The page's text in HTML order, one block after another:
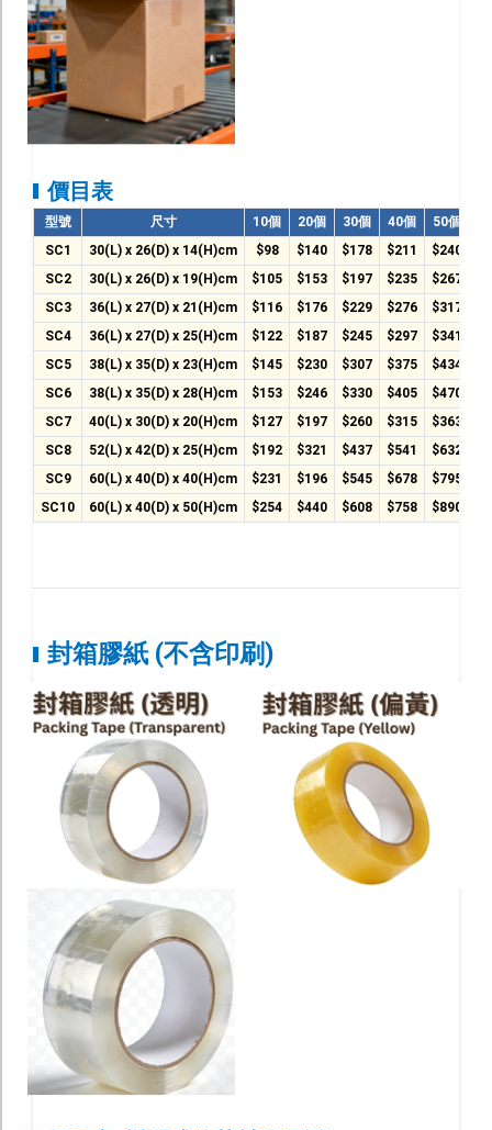
餐飲用品
其他產品
噴 畫
Foamboard
Banner
易拉架
防水貼紙
海報
油畫
系 列
零售專區
零售-紙箱及包裝
本地知名創作品牌
服 務
T shirt 訂製
T 恤定製 | 潮 T 發售
Tote Bag 現貨發售
郵政通函 / 封貼
印刷品後加工
訂購流程
付款方法
價目表
型號 尺寸 10個 20個 30個 40個
50個
SC1
30(L) x 26(D) x 14(H)cm $98 $140 $178 $211
$240
SC2
30(L) x 26(D) x 19(H)cm $105 $153 $197 $235
$267
SC3
36(L) x 27(D) x 21(H)cm $116 $176 $229 $276
$317
SC4
36(L) x 27(D) x 25(H)cm $122 $187 $245 $297
$341
SC5
38(L) x 35(D) x 23(H)cm $145 $230 $307 $375
$434
SC6
38(L) x 35(D) x 28(H)cm $153 $246 $330 $405
$470
SC7
40(L) x 30(D) x 20(H)cm $127 $197 $260 $315
$363
SC8
52(L) x 42(D) x 25(H)cm $192 $321 $437 $541
$632
SC9
60(L) x 40(D) x 40(H)cm $231 $196 $545 $678
$795
SC10
60(L) x 40(D) x 50(H)cm $254 $440 $608 $758 $890
封箱膠紙 (不含印刷)